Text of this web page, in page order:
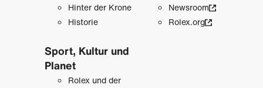
Hinter der Krone
Historie
Sport, Kultur und
Planet
Rolex und der
Newsroom
Rolex.org